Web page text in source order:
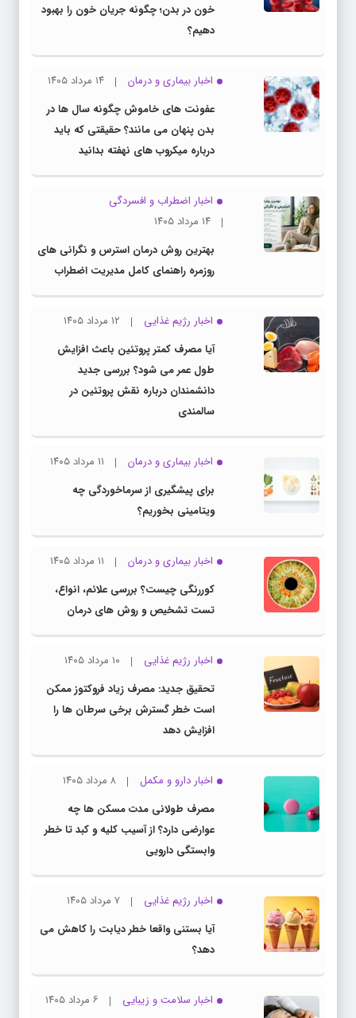
خون در بدن؛ چگونه جریان خون را بهبود
دهیم؟
اخبار بیماری و درمان
۱۴ مرداد ۱۴۰۵
عفونت های خاموش چگونه سال ها در
بدن پنهان می مانند؟ حقیقتی که باید
درباره میکروب های نهفته بدانید
اخبار اضطراب و افسردگی
۱۴ مرداد ۱۴۰۵
بهترین روش درمان استرس و نگرانی های
روزمره راهنمای کامل مدیریت اضطراب
اخبار رژیم غذایی
۱۲ مرداد ۱۴۰۵
آیا مصرف کمتر پروتئین باعث افزایش
طول عمر می شود؟ بررسی جدید
دانشمندان درباره نقش پروتئین در
سالمندی
اخبار بیماری و درمان
۱۱ مرداد ۱۴۰۵
برای پیشگیری از سرماخوردگی چه
ویتامینی بخوریم؟
اخبار بیماری و درمان
۱۱ مرداد ۱۴۰۵
کوررنگی چیست؟ بررسی علائم، انواع،
تست تشخیص و روش های درمان
اخبار رژیم غذایی
۱۰ مرداد ۱۴۰۵
تحقیق جدید: مصرف زیاد فروکتوز ممکن
است خطر گسترش برخی سرطان ها را
افزایش دهد
اخبار دارو و مکمل
۸ مرداد ۱۴۰۵
مصرف طولانی مدت مسکن ها چه
عوارضی دارد؟ از آسیب کلیه و کبد تا خطر
وابستگی دارویی
اخبار رژیم غذایی
۷ مرداد ۱۴۰۵
آیا بستنی واقعا خطر دیابت را کاهش می
دهد؟
اخبار سلامت و زیبایی
۶ مرداد ۱۴۰۵